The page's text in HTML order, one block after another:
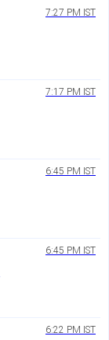
7:27 PM IST
7:17 PM IST
6:45 PM IST
6:45 PM IST
6:22 PM IST